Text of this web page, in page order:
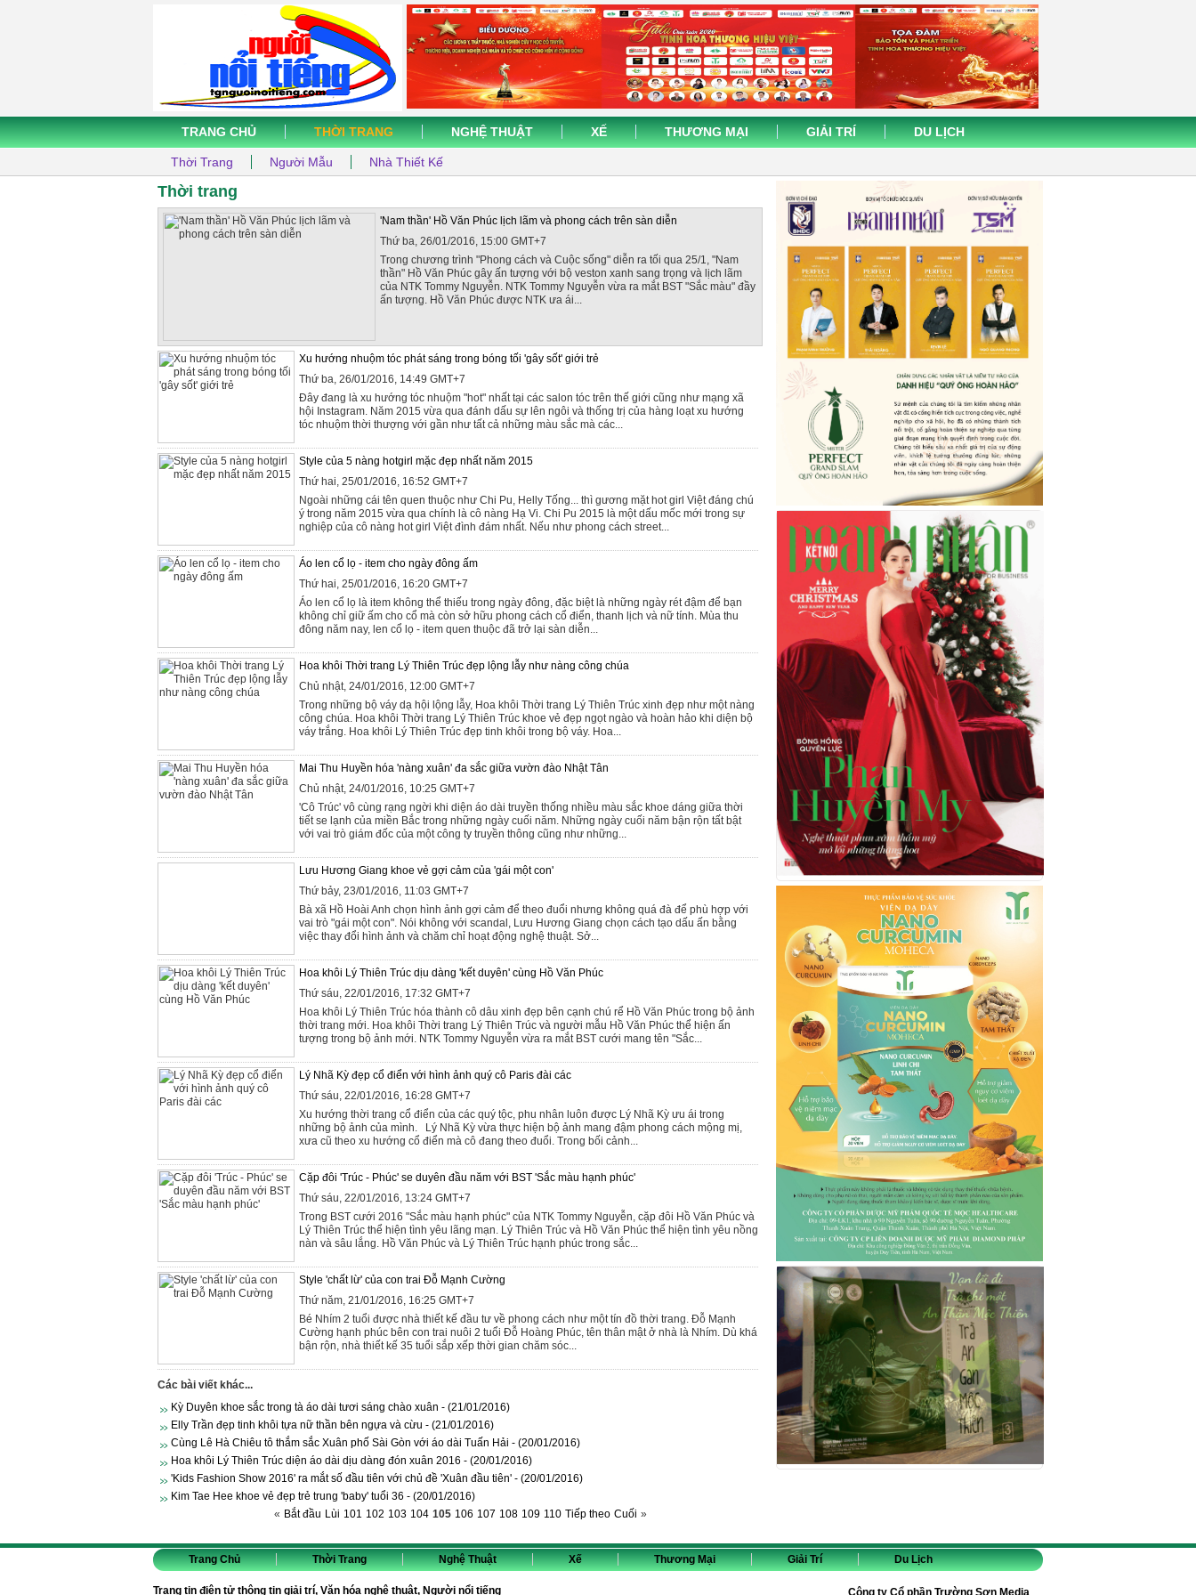
TRANG CHỦ THỜI TRANG
Thời Trang Người Mẫu Nhà Thiết Kế
NGHỆ THUẬT XẾ THƯƠNG MẠI GIẢI TRÍ DU LỊCH
Thời trang
'Nam thần' Hồ Văn Phúc lịch lãm và phong cách trên sàn diễn
Thứ ba, 26/01/2016, 15:00 GMT+7
Trong chương trình "Phong cách và Cuộc sống" diễn ra tối qua 25/1, "Nam
thần" Hồ Văn Phúc gây ấn tượng với bộ veston xanh sang trọng và lịch lãm
của NTK Tommy Nguyễn. NTK Tommy Nguyễn vừa ra mắt BST "Sắc màu" đầy
ấn tượng. Hồ Văn Phúc được NTK ưa ái...
Xu hướng nhuộm tóc phát sáng trong bóng tối 'gây sốt' giới trẻ
Thứ ba, 26/01/2016, 14:49 GMT+7
Đây đang là xu hướng tóc nhuộm "hot" nhất tại các salon tóc trên thế giới cũng như mạng xã
hội Instagram. Năm 2015 vừa qua đánh dấu sự lên ngôi và thống trị của hàng loạt xu hướng
tóc nhuộm thời thượng với gần như tất cả những màu sắc mà các...
Style của 5 nàng hotgirl mặc đẹp nhất năm 2015
Thứ hai, 25/01/2016, 16:52 GMT+7
Ngoài những cái tên quen thuộc như Chi Pu, Helly Tống... thì gương mặt hot girl Việt đáng chú
ý trong năm 2015 vừa qua chính là cô nàng Hạ Vi. Chi Pu 2015 là một dấu mốc mới trong sự
nghiệp của cô nàng hot girl Việt đình đám nhất. Nếu như phong cách street...
Áo len cổ lọ - item cho ngày đông ấm
Thứ hai, 25/01/2016, 16:20 GMT+7
Áo len cổ lọ là item không thể thiếu trong ngày đông, đặc biệt là những ngày rét đậm để bạn
không chỉ giữ ấm cho cổ mà còn sở hữu phong cách cổ điển, thanh lịch và nữ tính. Mùa thu
đông năm nay, len cổ lọ - item quen thuộc đã trở lại sàn diễn...
Hoa khôi Thời trang Lý Thiên Trúc đẹp lộng lẫy như nàng công chúa
Chủ nhật, 24/01/2016, 12:00 GMT+7
Trong những bộ váy dạ hội lộng lẫy, Hoa khôi Thời trang Lý Thiên Trúc xinh đẹp như một nàng
công chúa. Hoa khôi Thời trang Lý Thiên Trúc khoe vẻ đẹp ngọt ngào và hoàn hảo khi diện bộ
váy trắng. Hoa khôi Lý Thiên Trúc đẹp tinh khôi trong bộ váy. Hoa...
Mai Thu Huyền hóa 'nàng xuân' đa sắc giữa vườn đào Nhật Tân
Chủ nhật, 24/01/2016, 10:25 GMT+7
'Cô Trúc' vô cùng rạng ngời khi diện áo dài truyền thống nhiều màu sắc khoe dáng giữa thời
tiết se lạnh của miền Bắc trong những ngày cuối năm. Những ngày cuối năm bận rộn tất bật
với vai trò giám đốc của một công ty truyền thông cũng như những...
Lưu Hương Giang khoe vẻ gợi cảm của 'gái một con'
Thứ bảy, 23/01/2016, 11:03 GMT+7
Bà xã Hồ Hoài Anh chọn hình ảnh gợi cảm để theo đuổi nhưng không quá đà để phù hợp với
vai trò "gái một con". Nói không với scandal, Lưu Hương Giang chọn cách tạo dấu ấn bằng
việc thay đổi hình ảnh và chăm chỉ hoạt động nghệ thuật. Sở...
Hoa khôi Lý Thiên Trúc dịu dàng 'kết duyên' cùng Hồ Văn Phúc
Thứ sáu, 22/01/2016, 17:32 GMT+7
Hoa khôi Lý Thiên Trúc hóa thành cô dâu xinh đẹp bên cạnh chú rể Hồ Văn Phúc trong bộ ảnh
thời trang mới. Hoa khôi Thời trang Lý Thiên Trúc và người mẫu Hồ Văn Phúc thể hiện ấn
tượng trong bộ ảnh mới. NTK Tommy Nguyễn vừa ra mắt BST cưới mang tên "Sắc...
Lý Nhã Kỳ đẹp cổ điển với hình ảnh quý cô Paris đài các
Thứ sáu, 22/01/2016, 16:28 GMT+7
Xu hướng thời trang cổ điển của các quý tộc, phu nhân luôn được Lý Nhã Kỳ ưu ái trong
những bộ ảnh của mình. Lý Nhã Kỳ vừa thực hiện bộ ảnh mang đậm phong cách mộng mị,
xưa cũ theo xu hướng cổ điển mà cô đang theo đuổi. Trong bối cảnh...
Cặp đôi 'Trúc - Phúc' se duyên đầu năm với BST 'Sắc màu hạnh phúc'
Thứ sáu, 22/01/2016, 13:24 GMT+7
Trong BST cưới 2016 "Sắc màu hạnh phúc" của NTK Tommy Nguyễn, cặp đôi Hồ Văn Phúc và
Lý Thiên Trúc thể hiện tình yêu lãng mạn. Lý Thiên Trúc và Hồ Văn Phúc thể hiện tình yêu nồng
nàn và sâu lắng. Hồ Văn Phúc và Lý Thiên Trúc hạnh phúc trong sắc...
Style 'chất lừ' của con trai Đỗ Mạnh Cường
Thứ năm, 21/01/2016, 16:25 GMT+7
Bé Nhím 2 tuổi được nhà thiết kế đầu tư về phong cách như một tín đồ thời trang. Đỗ Mạnh
Cường hạnh phúc bên con trai nuôi 2 tuổi Đỗ Hoàng Phúc, tên thân mật ở nhà là Nhím. Dù khá
bận rộn, nhà thiết kế 35 tuổi sắp xếp thời gian chăm sóc...
Các bài viết khác...
Kỳ Duyên khoe sắc trong tà áo dài tươi sáng chào xuân - (21/01/2016)
Elly Trần đẹp tinh khôi tựa nữ thần bên ngựa và cừu - (21/01/2016)
Cùng Lê Hà Chiêu tô thắm sắc Xuân phố Sài Gòn với áo dài Tuấn Hải - (20/01/2016)
Hoa khôi Lý Thiên Trúc diện áo dài dịu dàng đón xuân 2016 - (20/01/2016)
'Kids Fashion Show 2016' ra mắt số đầu tiên với chủ đề 'Xuân đầu tiên' - (20/01/2016)
Kim Tae Hee khoe vẻ đẹp trẻ trung 'baby' tuổi 36 - (20/01/2016)
« Bắt đầu Lùi 101 102 103 104 105 106 107 108 109 110 Tiếp theo Cuối »
Trang Chủ Thời Trang Nghệ Thuật Xế Thương Mại Giải Trí Du Lịch
Trang tin điện tử thông tin giải trí, Văn hóa nghệ thuật, Người nổi tiếng Công ty Cổ phần Trường Sơn Media